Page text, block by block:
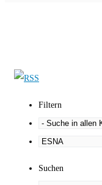
Filtern
Suchen